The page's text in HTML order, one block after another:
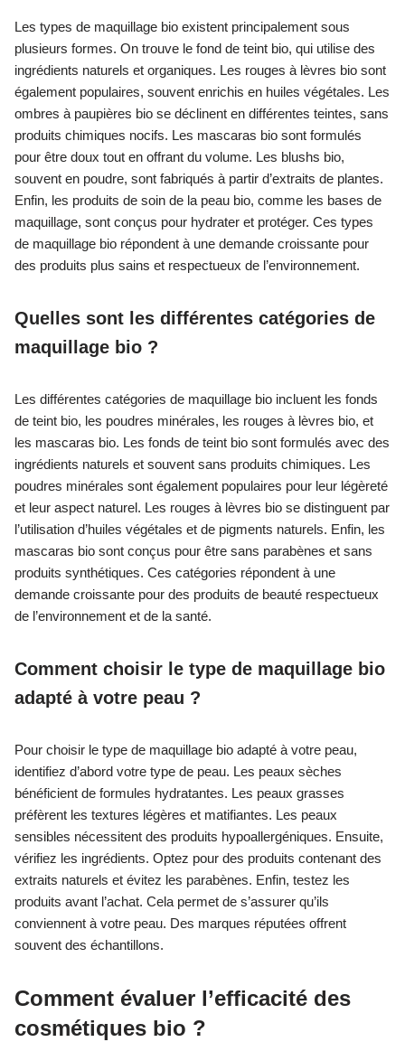
Les types de maquillage bio existent principalement sous
plusieurs formes. On trouve le fond de teint bio, qui utilise des
ingrédients naturels et organiques. Les rouges à lèvres bio sont
également populaires, souvent enrichis en huiles végétales. Les
ombres à paupières bio se déclinent en différentes teintes, sans
produits chimiques nocifs. Les mascaras bio sont formulés
pour être doux tout en offrant du volume. Les blushs bio,
souvent en poudre, sont fabriqués à partir d’extraits de plantes.
Enfin, les produits de soin de la peau bio, comme les bases de
maquillage, sont conçus pour hydrater et protéger. Ces types
de maquillage bio répondent à une demande croissante pour
des produits plus sains et respectueux de l’environnement.
Quelles sont les différentes catégories de
maquillage bio ?
Les différentes catégories de maquillage bio incluent les fonds
de teint bio, les poudres minérales, les rouges à lèvres bio, et
les mascaras bio. Les fonds de teint bio sont formulés avec des
ingrédients naturels et souvent sans produits chimiques. Les
poudres minérales sont également populaires pour leur légèreté
et leur aspect naturel. Les rouges à lèvres bio se distinguent par
l’utilisation d’huiles végétales et de pigments naturels. Enfin, les
mascaras bio sont conçus pour être sans parabènes et sans
produits synthétiques. Ces catégories répondent à une
demande croissante pour des produits de beauté respectueux
de l’environnement et de la santé.
Comment choisir le type de maquillage bio
adapté à votre peau ?
Pour choisir le type de maquillage bio adapté à votre peau,
identifiez d’abord votre type de peau. Les peaux sèches
bénéficient de formules hydratantes. Les peaux grasses
préfèrent les textures légères et matifiantes. Les peaux
sensibles nécessitent des produits hypoallergéniques. Ensuite,
vérifiez les ingrédients. Optez pour des produits contenant des
extraits naturels et évitez les parabènes. Enfin, testez les
produits avant l’achat. Cela permet de s’assurer qu’ils
conviennent à votre peau. Des marques réputées offrent
souvent des échantillons.
Comment évaluer l’efficacité des
cosmétiques bio ?